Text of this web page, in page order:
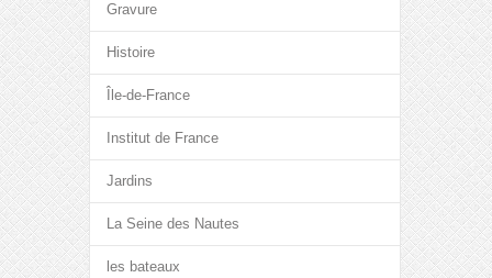
Gravure
Histoire
Île-de-France
Institut de France
Jardins
La Seine des Nautes
les bateaux